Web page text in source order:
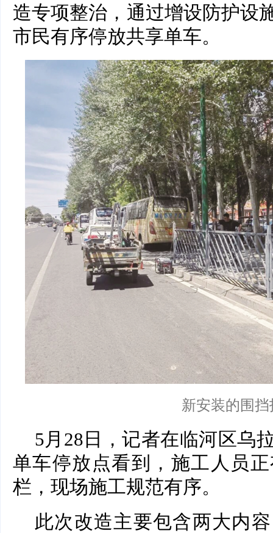
造专项整治，通过增设防护设
市民有序停放共享单车。
新安装的围挡
5月28日，记者在临河区乌
单车停放点看到，施工人员
栏，现场施工规范有序。
此次改造主要包含两大内